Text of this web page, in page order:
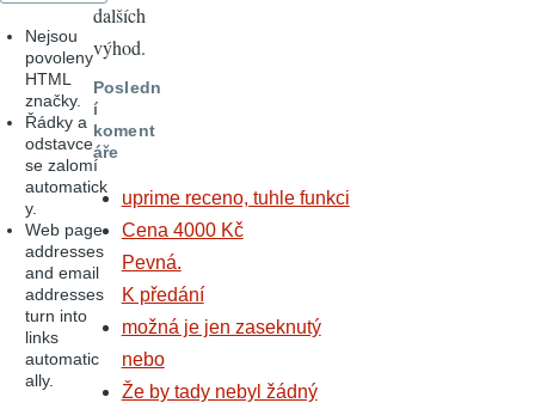
Nejsou
povoleny
HTML
značky.
Řádky a
odstavce
se zalomí
automatick
y.
Web page
addresses
and email
addresses
turn into
links
automatic
ally.
dalších
výhod.
Posledn
í
koment
áře
uprime receno, tuhle funkci
Cena 4000 Kč
Pevná.
K předání
možná je jen zaseknutý
nebo
Že by tady nebyl žádný